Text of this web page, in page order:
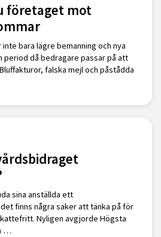
företaget mot
bara lägre bemanning och nya
period då bedragare passar på att
falska mejl och påstådda
sina anställda ett
finns några saker att tänka på för
Nyligen avgjorde Högsta
…